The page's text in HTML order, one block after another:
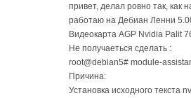
привет, делал ровно так, как
работаю на Дебиан Ленни
Видеокарта AGP Nvidia Palit
Не получаеться сделать :
root@debian5# module-
Причина:
Установка исходного текста